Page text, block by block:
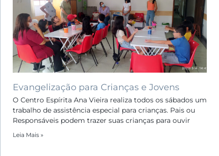
Evangelização para Crianças e Jovens
O Centro Espírita Ana Vieira realiza todos os sábados um
trabalho de assistência especial para crianças. Pais ou
Responsáveis podem trazer suas crianças para ouvir
Leia Mais »